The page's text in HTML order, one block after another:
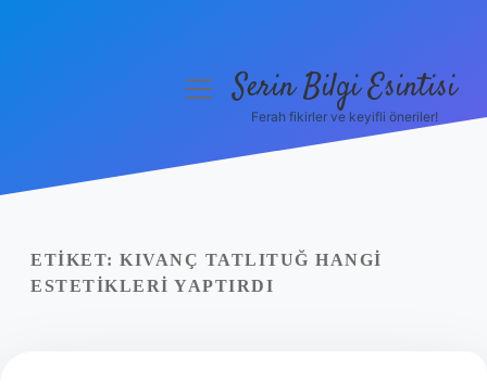
Yasal Uyarı
menüyüSerin Bilgi Esintisi
Ferah fikirler ve keyifli öneriler!
ETIKET: KIVANÇ TATLITUĞ HANGI
ESTETIKLERI YAPTIRDI